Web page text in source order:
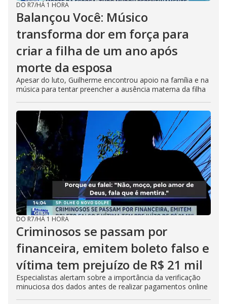
DO R7/HÁ 1 HORA
Balançou Você: Músico
transforma dor em força para
criar a filha de um ano após
morte da esposa
Apesar do luto, Guilherme encontrou apoio na família e na
música para tentar preencher a ausência materna da filha
DO R7/HÁ 1 HORA
Criminosos se passam por
financeira, emitem boleto falso e
vítima tem prejuízo de R$ 21 mil
Especialistas alertam sobre a importância da verificação
minuciosa dos dados antes de realizar pagamentos online